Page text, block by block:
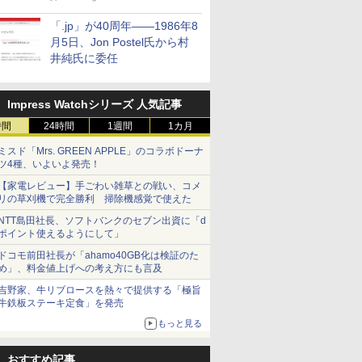
「.jp」が40周年――1986年8
月5日、Jon Postel氏から村
井純氏に委任
Impress Watchシリーズ 人気記事
24時間 1週間 1カ月
スド「Mrs. GREEN APPLE」のコラボドーナ
4種、いよいよ発売！
家電レビュー】手ごわい雑草との戦い、コメ
の草刈機で完全勝利 掃除機感覚で使えた
島田社長、ソフトバンクのセブン出資に「d
イント使えるようにして」
コモ前田社長が「ahamo40GB化は検証のた
」、料金値上げへの考え方にも言及
野家、牛リブロースを熱々で提供する「極旨
鉄板ステーキ定食」を発売
もっと見る